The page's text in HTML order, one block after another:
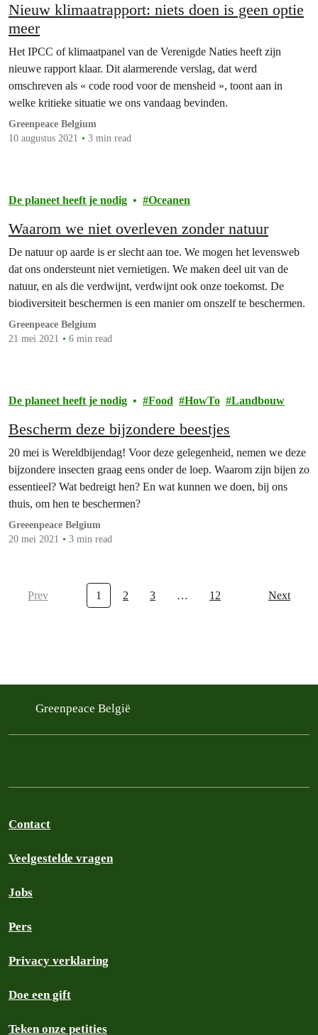
Nieuw klimaatrapport: niets doen is geen optie
meer
Het IPCC of klimaatpanel van de Verenigde Naties heeft zijn
nieuwe rapport klaar. Dit alarmerende verslag, dat werd
omschreven als « code rood voor de mensheid », toont aan in
welke kritieke situatie we ons vandaag bevinden.
Greenpeace Belgium
10 augustus 2021
3 min read
De planeet heeft je nodig Oceanen
Waarom we niet overleven zonder natuur
De natuur op aarde is er slecht aan toe. We mogen het levensweb
dat ons ondersteunt niet vernietigen. We maken deel uit van de
natuur, en als die verdwijnt, verdwijnt ook onze toekomst. De
biodiversiteit beschermen is een manier om onszelf te beschermen.
Greenpeace Belgium
21 mei 2021
6 min read
De planeet heeft je nodig Food HowTo Landbouw
Bescherm deze bijzondere beestjes
20 mei is Wereldbijendag! Voor deze gelegenheid, nemen we deze
bijzondere insecten graag eens onder de loep. Waarom zijn bijen zo
essentieel? Wat bedreigt hen? En wat kunnen we doen, bij ons
thuis, om hen te beschermen?
Greeenpeace Belgium
20 mei 2021
3 min read
Prev 1 2 3 … 12 Next
Greenpeace België
Contact
Veelgestelde vragen
Jobs
Pers
Privacy verklaring
Doe een gift
Teken onze petities